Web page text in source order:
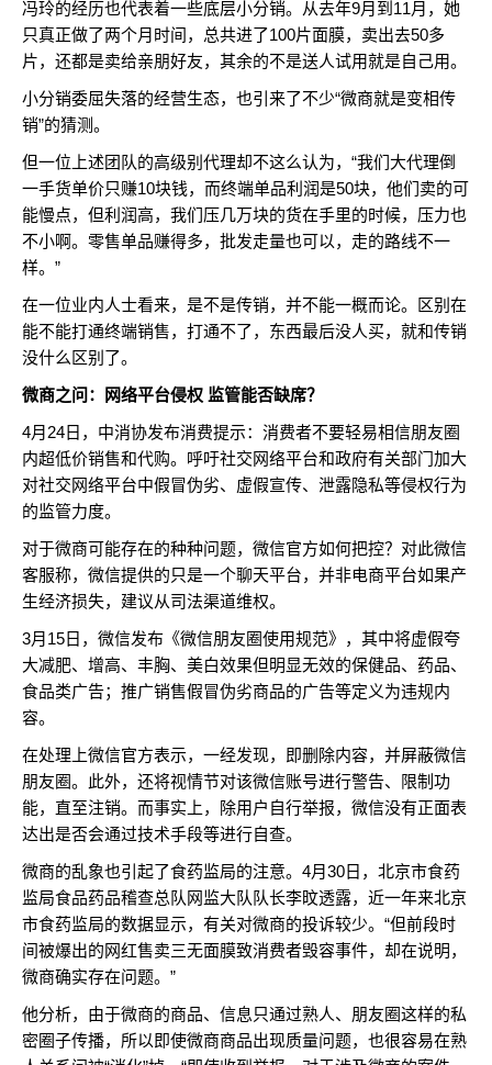
冯玲的经历也代表着一些底层小分销。从去年9月到11月，她
只真正做了两个月时间，总共进了100片面膜，卖出去50多
片，还都是卖给亲朋好友，其余的不是送人试用就是自己用。
小分销委屈失落的经营生态，也引来了不少“微商就是变相传
销”的猜测。
但一位上述团队的高级别代理却不这么认为，“我们大代理倒
一手货单价只赚10块钱，而终端单品利润是50块，他们卖的可
能慢点，但利润高，我们压几万块的货在手里的时候，压力也
不小啊。零售单品赚得多，批发走量也可以，走的路线不一
样。”
在一位业内人士看来，是不是传销，并不能一概而论。区别在
能不能打通终端销售，打通不了，东西最后没人买，就和传销
没什么区别了。
微商之问：网络平台侵权 监管能否缺席？
4月24日，中消协发布消费提示：消费者不要轻易相信朋友圈
内超低价销售和代购。呼吁社交网络平台和政府有关部门加大
对社交网络平台中假冒伪劣、虚假宣传、泄露隐私等侵权行为
的监管力度。
对于微商可能存在的种种问题，微信官方如何把控？对此微信
客服称，微信提供的只是一个聊天平台，并非电商平台如果产
生经济损失，建议从司法渠道维权。
3月15日，微信发布《微信朋友圈使用规范》，其中将虚假夸
大减肥、增高、丰胸、美白效果但明显无效的保健品、药品、
食品类广告；推广销售假冒伪劣商品的广告等定义为违规内
容。
在处理上微信官方表示，一经发现，即删除内容，并屏蔽微信
朋友圈。此外，还将视情节对该微信账号进行警告、限制功
能，直至注销。而事实上，除用户自行举报，微信没有正面表
达出是否会通过技术手段等进行自查。
微商的乱象也引起了食药监局的注意。4月30日，北京市食药
监局食品药品稽查总队网监大队队长李旼透露，近一年来北京
市食药监局的数据显示，有关对微商的投诉较少。“但前段时
间被爆出的网红售卖三无面膜致消费者毁容事件，却在说明，
微商确实存在问题。”
他分析，由于微商的商品、信息只通过熟人、朋友圈这样的私
密圈子传播，所以即使微商商品出现质量问题，也很容易在熟